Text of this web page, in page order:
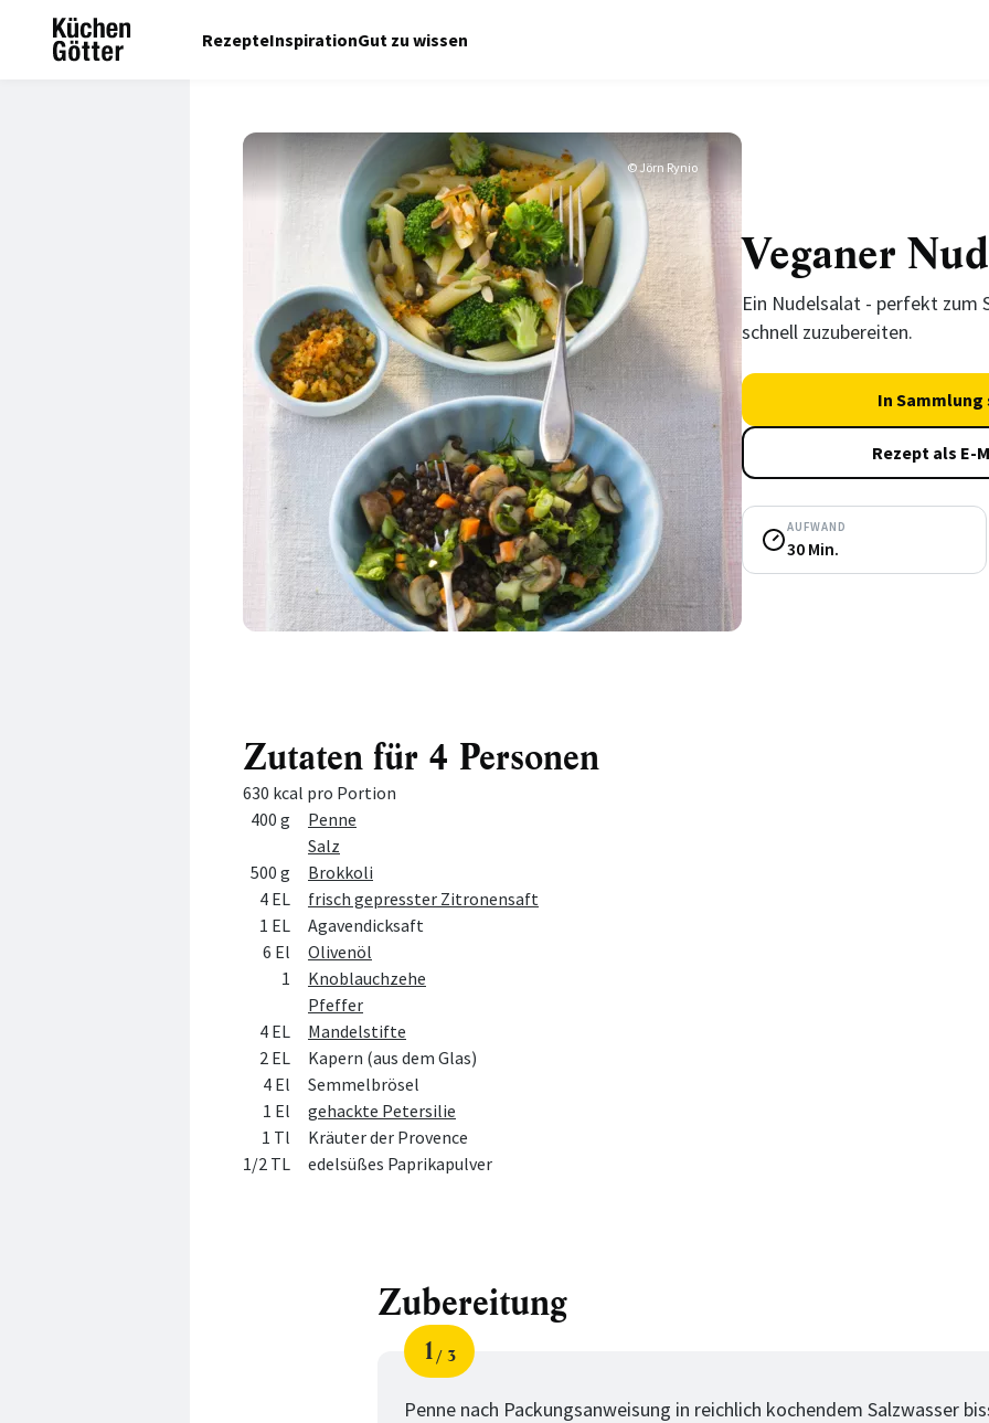
RezepteInspirationGut zu wissen
© Jörn Rynio
Veganer
Ein Nudelsalat - perfekt zum
schnell zuzubereiten.
In Sammlung
Rezept als E-
AUFWAND
30 Min.
Zutaten für 4 Personen
630 kcal pro Portion
Menge
Zutat
400 g
Penne
Salz
500 g
Brokkoli
4 EL
frisch gepresster Zitronensaft
1 EL
Agavendicksaft
6 El
Olivenöl
1
Knoblauchzehe
Pfeffer
4 EL
Mandelstifte
2 EL
Kapern (aus dem Glas)
4 El
Semmelbrösel
1 El
gehackte Petersilie
1 Tl
Kräuter der Provence
1/2 TL
edelsüßes Paprikapulver
Zubereitung
Schritt
1
von
3
Penne nach Packungsanweisung in reichlich kochendem Salzwasser